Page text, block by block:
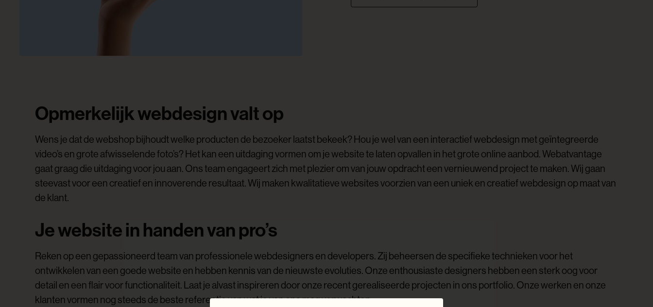
Opmerkelijk webdesign valt op
Wens je dat de webshop bijhoudt welke producten de bezoeker laatst bekeek? Hou je wel van een interactief webdesign met geïntegreerde
video’s en grote afwisselende foto’s? Het kan een uitdaging vormen om je website te laten opvallen in het grote online aanbod. Webatvantage
gaat graag die uitdaging voor jou aan. Ons team engageert zich met plezier om van jouw opdracht een vernieuwend project te maken. Wij gaan
steevast voor een creatief en innoverende resultaat. Wij maken kwalitatieve websites voorzien van een uniek en creatief webdesign op maat van
de klant.
Je website in handen van pro’s
Reken op een gepassioneerd team van professionele webdesigners en developers. Zij beheersen de specifieke technieken voor het
ontwikkelen van een goede website en hebben kennis van de nieuwste evoluties. Onze enthousiaste designers hebben een sterk oog voor
detail en een flair voor functionaliteit. Laat je alvast inspireren door onze recent gerealiseerde projecten in ons portfolio. Onze werken en onze
klanten vormen nog steeds de beste referentie van wat je van ons mag verwachten.